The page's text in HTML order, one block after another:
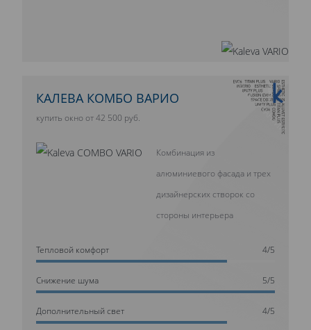
10 ЛЕТ ГАРАНТИИ
КАЛЕВА КОМБО ВАРИО
купить окно от 42 500 руб.
Комбинация из
алюминиевого фасада и трех
дизайнерских створок со
стороны интерьера
Тепловой комфорт 4/5
Cнижение шума 5/5
Дополнительный свет 4/5